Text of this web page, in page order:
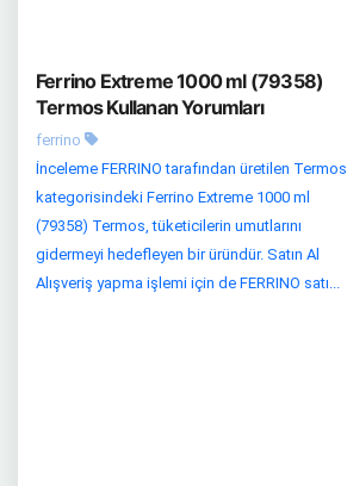
Ferrino Extreme 1000 ml (79358)
Termos Kullanan Yorumları
ferrino
İnceleme FERRINO tarafından üretilen Termos
kategorisindeki Ferrino Extreme 1000 ml
(79358) Termos, tüketicilerin umutlarını
gidermeyi hedefleyen bir üründür. Satın Al
Alışveriş yapma işlemi için de FERRINO satı...